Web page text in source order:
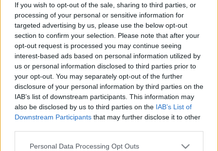
If you wish to opt-out of the sale, sharing to third parties, or
processing of your personal or sensitive information for
targeted advertising by us, please use the below opt-out
section to confirm your selection. Please note that after your
opt-out request is processed you may continue seeing
interest-based ads based on personal information utilized by
us or personal information disclosed to third parties prior to
your opt-out. You may separately opt-out of the further
disclosure of your personal information by third parties on the
IAB’s list of downstream participants. This information may
also be disclosed by us to third parties on the IAB’s List of
Downstream Participants that may further disclose it to other
Please note that this website/app uses one or more Google
Personal Data Processing Opt Outs
63. Közgazdász-vándorgyűlés kultúragazdasági
szekciója Szekcióelnök: Birinyi József népzenekutató,
filmrendező, a KÓTA társelnöke, a Hungarikum
Szövetség elnöke, az MKT Kultúragazdasági
Szakosztályának elnökeA kerekasztal-beszélgetés…